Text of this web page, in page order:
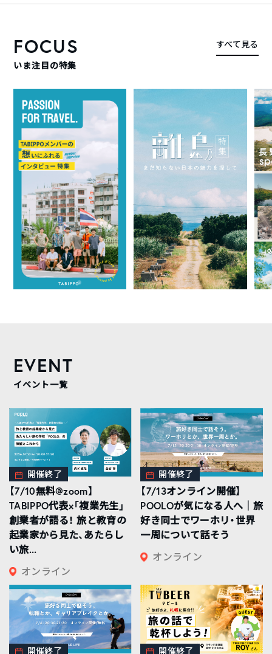
FOCUS
いま注目の特集
すべて見る
EVENT
イベント一覧
開催終了
【7/10無料@zoom】
TABIPPO代表×「複業先生」
創業者が語る！ 旅と教育の
起業家から見た、あたらし
い旅...
オンライン
開催終了
【7/13オンライン開催】
POOLOが気になる人へ｜旅
好き同士でワーホリ・世界
一周について話そう
オンライン
開催終了 開催終了